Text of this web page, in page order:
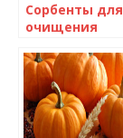
Сорбенты для
очищения